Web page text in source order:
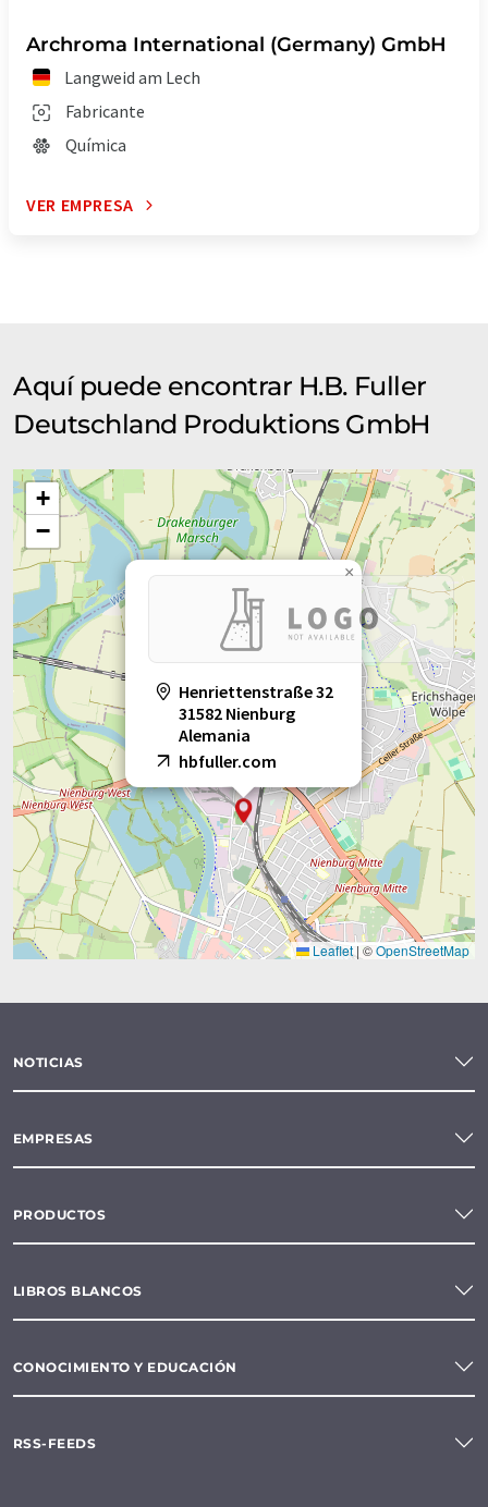
Archroma International (Germany) GmbH
Langweid am Lech
Fabricante
Química
VER EMPRESA
Aquí puede encontrar H.B. Fuller
Deutschland Produktions GmbH
Henriettenstraße 32
31582 Nienburg
Alemania
hbfuller.com
×
+
−
Leaflet | ©OpenStreetMap
NOTICIAS
EMPRESAS
PRODUCTOS
LIBROS BLANCOS
CONOCIMIENTO Y EDUCACIÓN
RSS-FEEDS